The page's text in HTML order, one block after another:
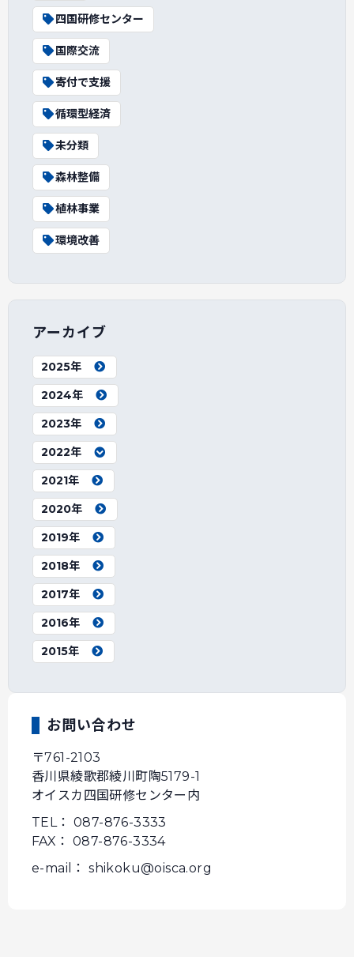
四国研修センター
国際交流
寄付で支援
循環型経済
未分類
森林整備
植林事業
環境改善
アーカイブ
2025年
2024年
2023年
2022年
2021年
2020年
2019年
2018年
2017年
2016年
2015年
お問い合わせ
〒761-2103
香川県綾歌郡綾川町陶5179-1
オイスカ四国研修センター内
TEL： 087-876-3333
FAX： 087-876-3334
e-mail： shikoku@oisca.org